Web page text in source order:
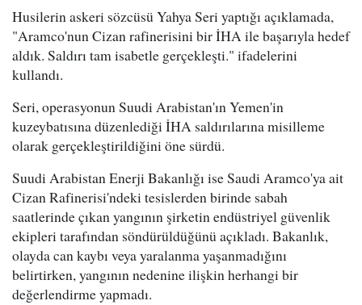
Husilerin askeri sözcüsü Yahya Seri yaptığı açıklamada,
"Aramco'nun Cizan rafinerisini bir İHA ile başarıyla hedef
aldık. Saldırı tam isabetle gerçekleşti." ifadelerini
kullandı.
Seri, operasyonun Suudi Arabistan'ın Yemen'in
kuzeybatısına düzenlediği İHA saldırılarına misilleme
olarak gerçekleştirildiğini öne sürdü.
Suudi Arabistan Enerji Bakanlığı ise Saudi Aramco'ya ait
Cizan Rafinerisi'ndeki tesislerden birinde sabah
saatlerinde çıkan yangının şirketin endüstriyel güvenlik
ekipleri tarafından söndürüldüğünü açıkladı. Bakanlık,
olayda can kaybı veya yaralanma yaşanmadığını
belirtirken, yangının nedenine ilişkin herhangi bir
değerlendirme yapmadı.